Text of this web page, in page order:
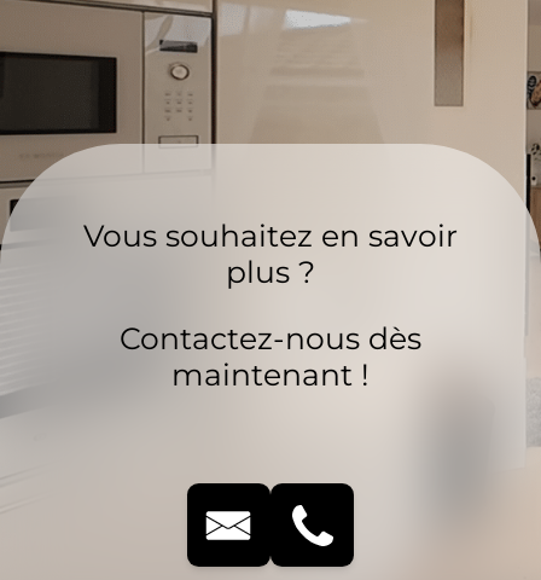
Vous souhaitez en savoir
plus ?
Contactez-nous dès
maintenant !